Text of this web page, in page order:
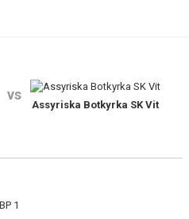
vs
Assyriska Botkyrka SK Vit
1